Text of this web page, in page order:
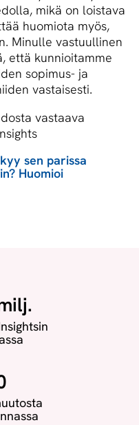
mikä on loistava
huomiota myös,
Minulle vastuullinen
että kunnioitamme
sopimus- ja
vastaisesti.
vastaava
sen parissa
Huomioi